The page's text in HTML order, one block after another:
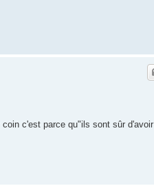
c'est parce qu"ils sont sûr d'avoir